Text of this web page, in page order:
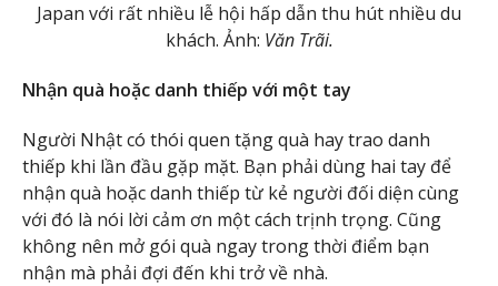
Japan với rất nhiều lễ hội hấp dẫn thu hút nhiều du
khách. Ảnh: Văn Trãi.
Nhận quà hoặc danh thiếp với một tay
Người Nhật có thói quen tặng quà hay trao danh
thiếp khi lần đầu gặp mặt. Bạn phải dùng hai tay để
nhận quà hoặc danh thiếp từ kẻ người đối diện cùng
với đó là nói lời cảm ơn một cách trịnh trọng. Cũng
không nên mở gói quà ngay trong thời điểm bạn
nhận mà phải đợi đến khi trở về nhà.